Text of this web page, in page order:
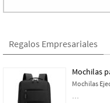
Regalos Empresariales
Mochilas
Mochilas